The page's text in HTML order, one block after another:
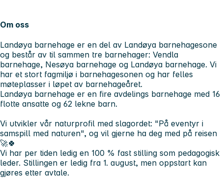
Om oss
Landøya barnehage er en del av Landøya barnehagesone
og består av til sammen tre barnehager: Vendla
barnehage, Nesøya barnehage og Landøya barnehage. Vi
har et stort fagmiljø i barnehagesonen og har felles
møteplasser i løpet av barnehageåret.
Landøya barnehage er en fire avdelings barnehage med 16
flotte ansatte og 62 lekne barn.
Vi utvikler vår naturprofil med slagordet: "På eventyr i
samspill med naturen", og vil gjerne ha deg med på reisen
🚀🍀
Vi har per tiden ledig en 100 % fast stilling som pedagogisk
leder. Stillingen er ledig fra 1. august, men oppstart kan
gjøres etter avtale.